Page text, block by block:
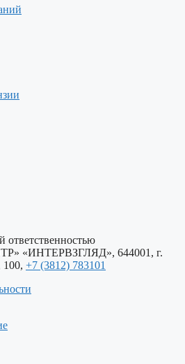
ответственностью
«ИНТЕРВЗГЛЯД», 644001, г.
100, +7 (3812) 783101